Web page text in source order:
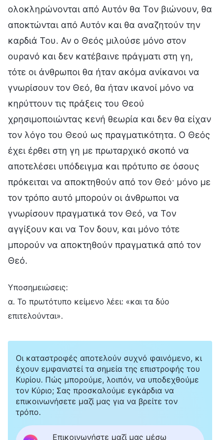
ολοκληρώνονται από Αυτόν θα Τον βιώνουν, θα
αποκτώνται από Αυτόν και θα αναζητούν την
καρδιά Του. Αν ο Θεός μιλούσε μόνο στον
ουρανό και δεν κατέβαινε πράγματι στη γη,
τότε οι άνθρωποι θα ήταν ακόμα ανίκανοι να
γνωρίσουν τον Θεό, θα ήταν ικανοί μόνο να
κηρύττουν τις πράξεις του Θεού
χρησιμοποιώντας κενή θεωρία και δεν θα είχαν
τον λόγο του Θεού ως πραγματικότητα. Ο Θεός
έχει έρθει στη γη με πρωταρχικό σκοπό να
αποτελέσει υπόδειγμα και πρότυπο σε όσους
πρόκειται να αποκτηθούν από τον Θεό· μόνο με
τον τρόπο αυτό μπορούν οι άνθρωποι να
γνωρίσουν πραγματικά τον Θεό, να Τον
αγγίξουν και να Τον δουν, και μόνο τότε
μπορούν να αποκτηθούν πραγματικά από τον
Θεό.
Υποσημειώσεις:
α. Το πρωτότυπο κείμενο λέει: «και τα δύο
επιτελούνται».
Οι καταστροφές αποτελούν συχνό φαινόμενο, κι
έχουν εμφανιστεί τα σημεία της επιστροφής του
Κυρίου. Πώς μπορούμε, λοιπόν, να υποδεχθούμε
τον Κύριο; Σας προσκαλούμε εγκάρδια να
επικοινωνήσετε μαζί μας για να βρείτε τον
τρόπο.
Επικοινωνήστε μαζί μας μέσω